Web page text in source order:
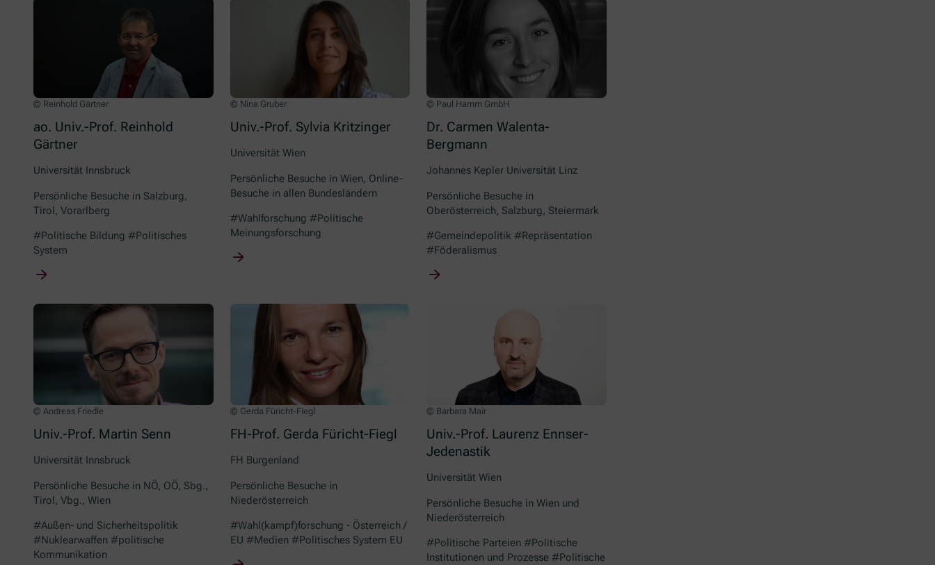
© Reinhold Gärtner
ao. Univ.-Prof. Reinhold
Gärtner
Universität Innsbruck
Persönliche Besuche in Salzburg,
Tirol, Vorarlberg
#Politische Bildung #Politisches
System
© Nina Gruber
Univ.-Prof. Sylvia Kritzinger
Universität Wien
Persönliche Besuche in Wien, Online-
Besuche in allen Bundesländern
#Wahlforschung #Politische
Meinungsforschung
© Paul Hamm GmbH
Dr. Carmen Walenta-
Bergmann
Johannes Kepler Universität Linz
Persönliche Besuche in
Oberösterreich, Salzburg, Steiermark
#Gemeindepolitik #Repräsentation
#Föderalismus
© Andreas Friedle
Univ.-Prof. Martin Senn
Universität Innsbruck
Persönliche Besuche in NÖ, OÖ, Sbg.,
Tirol, Vbg., Wien
#Außen- und Sicherheitspolitik
#Nuklearwaffen #politische
Kommunikation
© Gerda Füricht-Fiegl
FH-Prof. Gerda Füricht-Fiegl
FH Burgenland
Persönliche Besuche in
Niederösterreich
#Wahl(kampf)forschung - Österreich /
EU #Medien #Politisches System EU
© Barbara Mair
Univ.-Prof. Laurenz Ennser-
Jedenastik
Universität Wien
Persönliche Besuche in Wien und
Niederösterreich
#Politische Parteien #Politische
Institutionen und Prozesse #Politische